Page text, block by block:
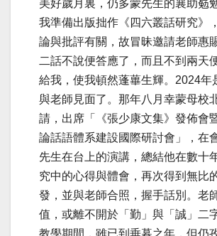
美好歲月裏，仍多蒙先生的襄助𣈳
我準備出版拙作《四六叢話研究》
論與批評有關，故冒昧邀請老師惠
二話不說便答應了，而且不到兩天
給我，使我頓然蓬蓽生輝。2024年
與老師見面了。那年八月幸蒙母校
請，出席「《張少康文集》發佈會
論話語體系建設國際研討會」，在
先生在台上的演講，總結他在數十
究中的心得與體會，再次得到無比
發，並與老師合照，握手話別。老
值，或離不開於「勤」與「誠」二
教學期間，雖已到垂暮之年，但仍